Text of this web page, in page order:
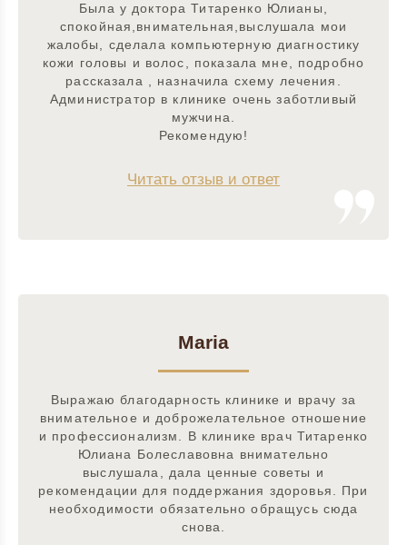
Была у доктора Титаренко Юлианы,
спокойная,внимательная,выслушала мои
жалобы, сделала компьютерную диагностику
кожи головы и волос, показала мне, подробно
рассказала , назначила схему лечения.
Администратор в клинике очень заботливый
мужчина.
Рекомендую!
Читать отзыв и ответ
Maria
Выражаю благодарность клинике и врачу за
внимательное и доброжелательное отношение
и профессионализм. В клинике врач Титаренко
Юлиана Болеславовна внимательно
выслушала, дала ценные советы и
рекомендации для поддержания здоровья. При
необходимости обязательно обращусь сюда
снова.